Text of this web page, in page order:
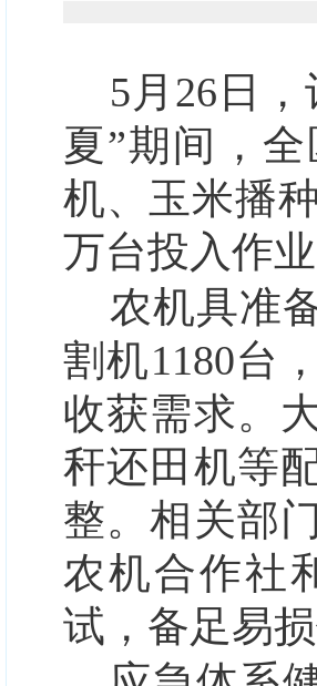
5月26日
夏”期间，
机、玉米播
万台投入作
农机具准
割机1180台
收获需求。
秆还田机等
整。相关部
农机合作社
试，备足易